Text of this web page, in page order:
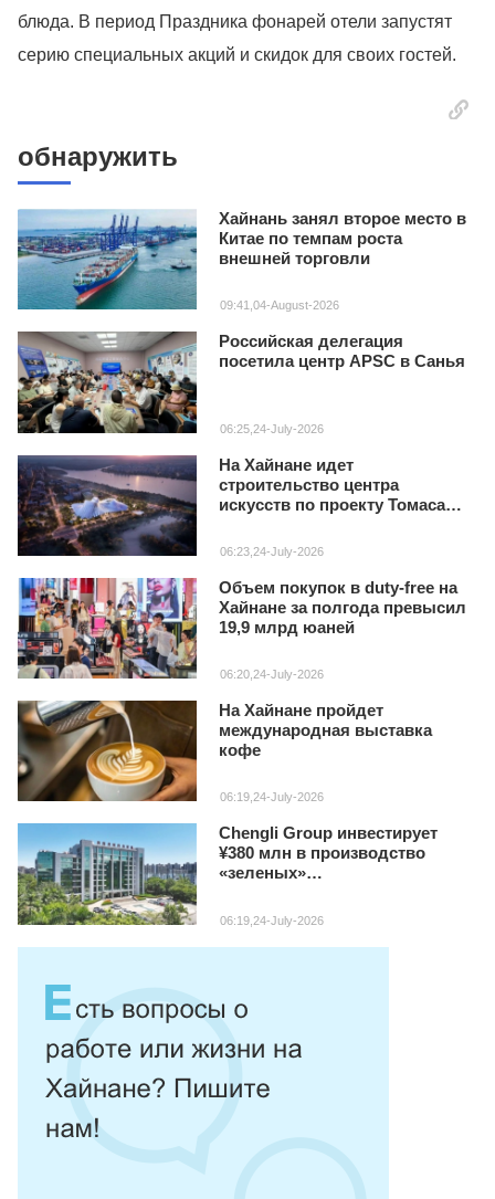
блюда. В период Праздника фонарей отели запустят
серию специальных акций и скидок для своих гостей.
обнаружить
Хайнань занял второе место в
Китае по темпам роста
внешней торговли
09:41,04-August-2026
Российская делегация
посетила центр APSC в Санья
06:25,24-July-2026
На Хайнане идет
строительство центра
искусств по проекту Томаса
06:23,24-July-2026
Объем покупок в duty‑free на
Хайнане за полгода превысил
19,9 млрд юаней
06:20,24-July-2026
На Хайнане пройдет
международная выставка
кофе
06:19,24-July-2026
Chengli Group инвестирует
¥380 млн в производство
«зеленых»
Хайнане
06:19,24-July-2026